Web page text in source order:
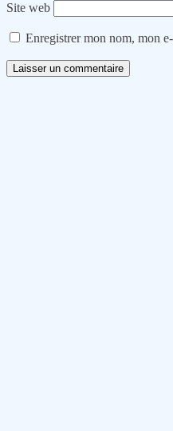
Site web
Enregistrer mon nom, mon